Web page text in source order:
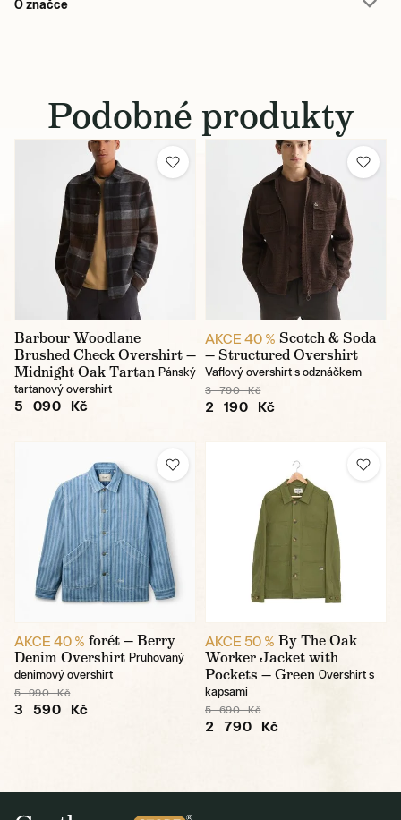
O značce
Podobné produkty
Barbour Woodlane
Brushed Check Overshirt —
Midnight Oak Tartan Pánský
tartanový overshirt
5 090 Kč
AKCE 40 % Scotch & Soda
— Structured Overshirt
Vaflový overshirt s odznáčkem
3 790 Kč
2 190 Kč
AKCE 40 % forét — Berry
Denim Overshirt Pruhovaný
denimový overshirt
5 990 Kč
3 590 Kč
AKCE 50 % By The Oak
Worker Jacket with
Pockets — Green Overshirt s
kapsami
5 690 Kč
2 790 Kč